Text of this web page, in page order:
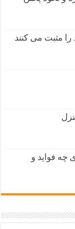
را مثبت می کنند
چه فواید و